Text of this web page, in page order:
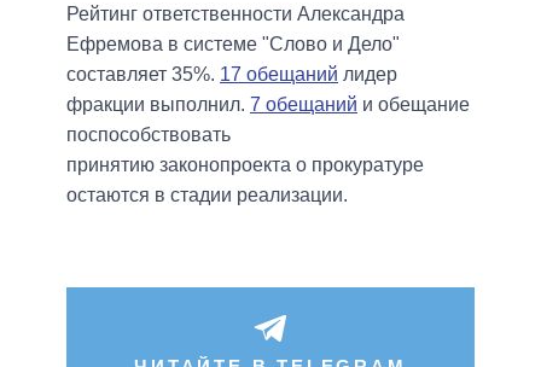
Рейтинг ответственности Александра
Ефремова в системе "Слово и Дело"
составляет 35%. 17 обещаний лидер
фракции выполнил. 7 обещаний и обещание
поспособствовать
принятию законопроекта о прокуратуре
остаются в стадии реализации.